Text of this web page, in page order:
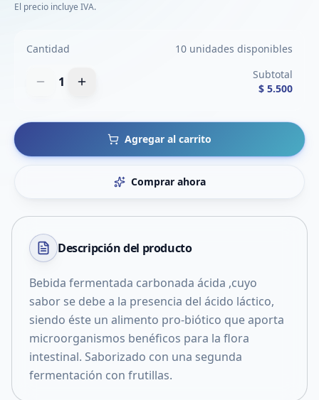
El precio incluye IVA.
Cantidad 10 unidades disponibles
1
Subtotal
$ 5.500
Agregar al carrito
Comprar ahora
Descripción del producto
Bebida fermentada carbonada ácida ,cuyo
sabor se debe a la presencia del ácido láctico,
siendo éste un alimento pro-biótico que aporta
microorganismos benéficos para la flora
intestinal. Saborizado con una segunda
fermentación con frutillas.